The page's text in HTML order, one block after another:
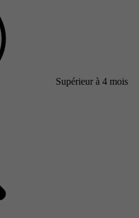
Supérieur à 4 mois